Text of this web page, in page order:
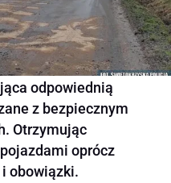
odpowiednią
z bezpiecznym
Otrzymując
oprócz
obowiązki.